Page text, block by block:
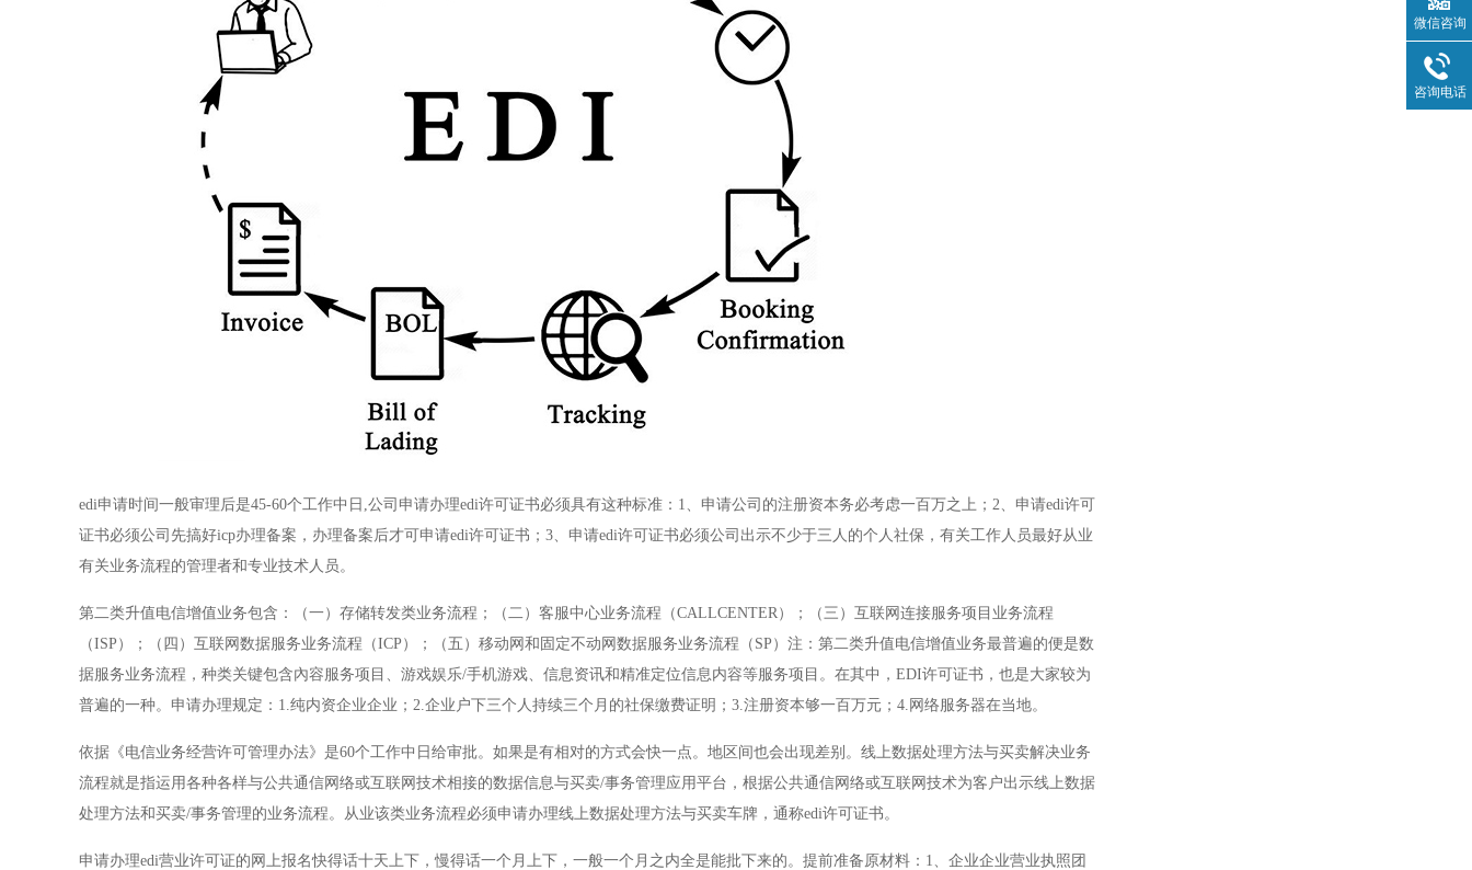
edi申请时间一般审理后是45-60个工作中日,公司申请办理edi许可证书必须具有这种标准：1、申请公司的注册资本务必考虑一百万之上；2、申请edi许可
证书必须公司先搞好icp办理备案，办理备案后才可申请edi许可证书；3、申请edi许可证书必须公司出示不少于三人的个人社保，有关工作人员最好从业
有关业务流程的管理者和专业技术人员。
第二类升值电信增值业务包含：（一）存储转发类业务流程；（二）客服中心业务流程（CALLCENTER）；（三）互联网连接服务项目业务流程
（ISP）；（四）互联网数据服务业务流程（ICP）；（五）移动网和固定不动网数据服务业务流程（SP）注：第二类升值电信增值业务最普遍的便是数
据服务业务流程，种类关键包含內容服务项目、游戏娱乐/手机游戏、信息资讯和精准定位信息内容等服务项目。在其中，EDI许可证书，也是大家较为
普遍的一种。申请办理规定：1.纯内资企业企业；2.企业户下三个人持续三个月的社保缴费证明；3.注册资本够一百万元；4.网络服务器在当地。
依据《电信业务经营许可管理办法》是60个工作中日给审批。如果是有相对的方式会快一点。地区间也会出现差别。线上数据处理方法与买卖解决业务
流程就是指运用各种各样与公共通信网络或互联网技术相接的数据信息与买卖/事务管理应用平台，根据公共通信网络或互联网技术为客户出示线上数据
处理方法和买卖/事务管理的业务流程。从业该类业务流程必须申请办理线上数据处理方法与买卖车牌，通称edi许可证书。
申请办理edi营业许可证的网上报名快得话十天上下，慢得话一个月上下，一般一个月之内全是能批下来的。提前准备原材料：1、企业企业营业执照团
微信咨询
咨询电话